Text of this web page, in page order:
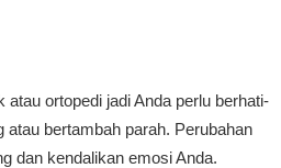
ortopedi jadi Anda perlu berhati-
bertambah parah. Perubahan
dan kendalikan emosi Anda.